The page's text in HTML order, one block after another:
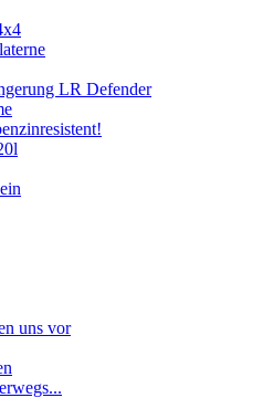
LR Defender
uns vor